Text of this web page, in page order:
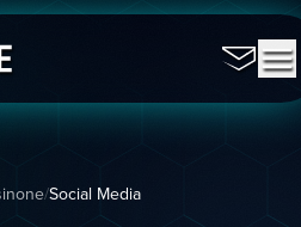
/Social Media